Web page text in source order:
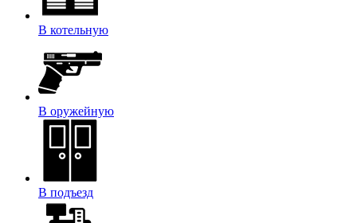
В котельную
В оружейную
В подъезд